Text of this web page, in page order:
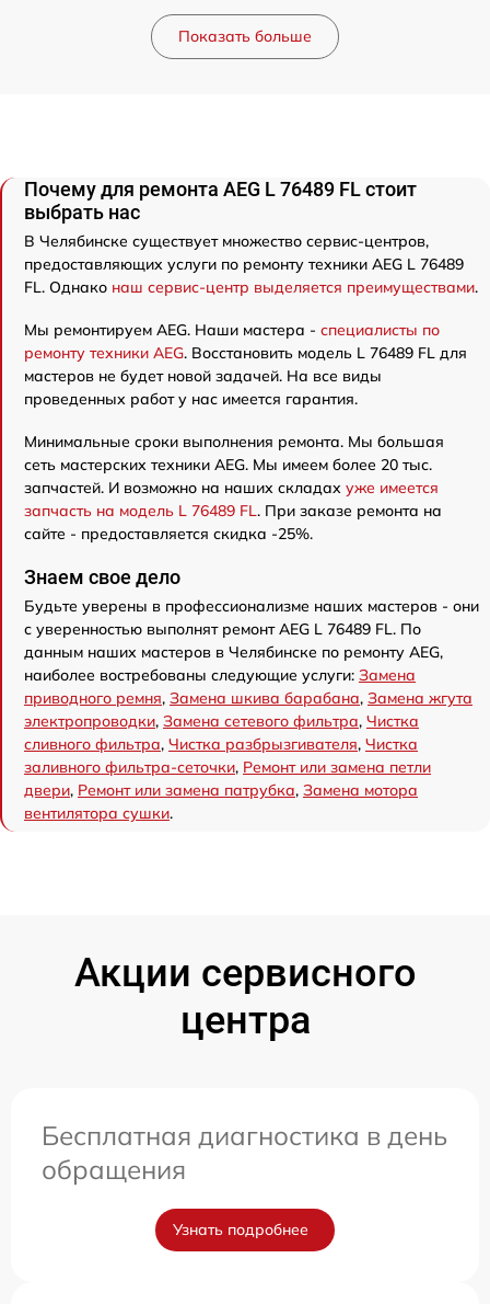
Показать больше
Почему для ремонта AEG L 76489 FL стоит
выбрать нас
В Челябинске существует множество сервис-центров,
предоставляющих услуги по ремонту техники AEG L 76489
FL. Однако наш сервис-центр выделяется преимуществами.
Мы ремонтируем AEG. Наши мастера - специалисты по
ремонту техники AEG. Восстановить модель L 76489 FL для
мастеров не будет новой задачей. На все виды
проведенных работ у нас имеется гарантия.
Минимальные сроки выполнения ремонта. Мы большая
сеть мастерских техники AEG. Мы имеем более 20 тыс.
запчастей. И возможно на наших складах уже имеется
запчасть на модель L 76489 FL. При заказе ремонта на
сайте - предоставляется скидка -25%.
Знаем свое дело
Будьте уверены в профессионализме наших мастеров - они
с уверенностью выполнят ремонт AEG L 76489 FL. По
данным наших мастеров в Челябинске по ремонту AEG,
наиболее востребованы следующие услуги: Замена
приводного ремня, Замена шкива барабана, Замена жгута
электропроводки, Замена сетевого фильтра, Чистка
сливного фильтра, Чистка разбрызгивателя, Чистка
заливного фильтра-сеточки, Ремонт или замена петли
двери, Ремонт или замена патрубка, Замена мотора
вентилятора сушки.
Акции сервисного
центра
Бесплатная диагностика в день
обращения
Узнать подробнее